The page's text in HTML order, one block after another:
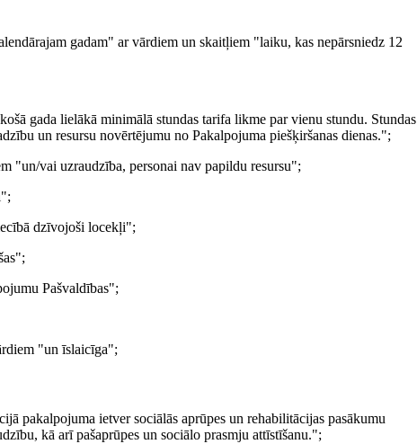
gadam" ar vārdiem un skaitļiem "laiku, kas nepārsniedz 12
gada lielākā minimālā stundas tarifa likme par vienu stundu. Stundas
un resursu novērtējumu no Pakalpojuma piešķiršanas dienas.";
"un/vai uzraudzība, personai nav papildu resursu";
dzīvojoši locekļi";
Pašvaldības";
"un īslaicīga";
pakalpojuma ietver sociālās aprūpes un rehabilitācijas pasākumu
kā arī pašaprūpes un sociālo prasmju attīstīšanu.";